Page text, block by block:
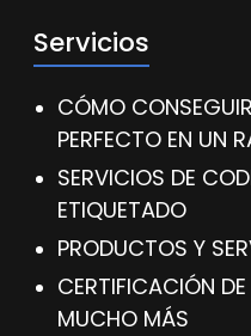
Servicios
CÓMO
PERFECTO EN UN
SERVICIOS DE
ETIQUETADO
PRODUCTOS Y
CERTIFICACIÓN
MUCHO MÁS